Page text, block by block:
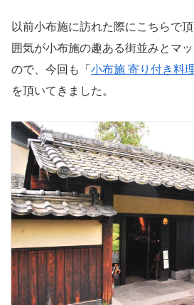
以前小布施に訪れた際にこちらで
囲気が小布施の趣ある街並みとマ
ので、今回も「 小布施 寄り付き料
を頂いてきました。